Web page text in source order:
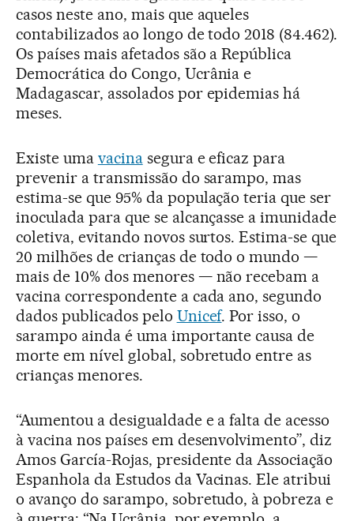
casos neste ano, mais que aqueles
contabilizados ao longo de todo 2018 (84.462).
Os países mais afetados são a República
Democrática do Congo, Ucrânia e
Madagascar, assolados por epidemias há
meses.
Existe uma vacinasegura e eficaz para
prevenir a transmissão do sarampo, mas
estima-se que 95% da população teria que ser
inoculada para que se alcançasse a imunidade
coletiva, evitando novos surtos. Estima-se que
20 milhões de crianças de todo o mundo —
mais de 10% dos menores — não recebam a
vacina correspondente a cada ano, segundo
dados publicados pelo Unicef. Por isso, o
sarampo ainda é uma importante causa de
morte em nível global, sobretudo entre as
crianças menores.
“Aumentou a desigualdade e a falta de acesso
à vacina nos países em desenvolvimento”, diz
Amos García-Rojas, presidente da Associação
Espanhola da Estudos da Vacinas. Ele atribui
o avanço do sarampo, sobretudo, à pobreza e